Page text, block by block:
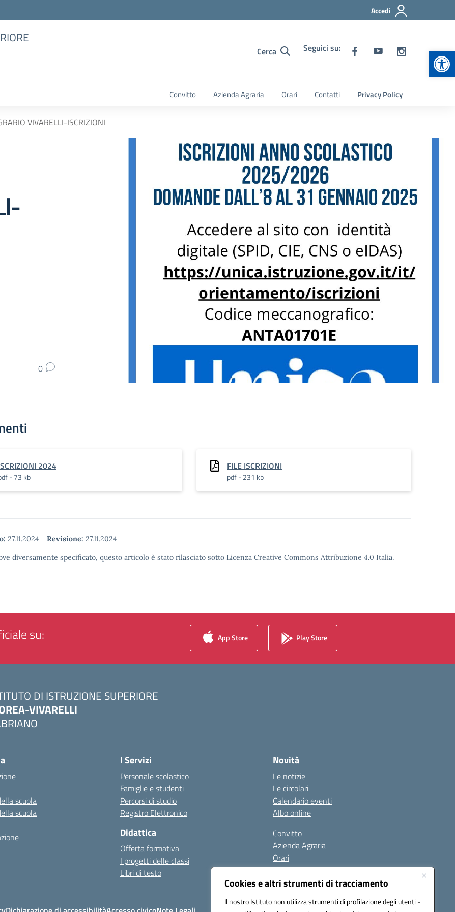
Cookies e altri strumenti di tracciamento
Il nostro Istituto non utilizza strumenti di profilazione degli utenti -
Accedi
Cerca Seguici su:
Convitto Azienda Agraria Orari Contatti Privacy Policy
VIVARELLI-ISCRIZIONI
0
2024
- 73 kb
FILE ISCRIZIONI
pdf - 231 kb
27.11.2024 - Revisione: 27.11.2024
diversamente specificato, questo articolo è stato rilasciato sotto Licenza Creative Commons Attribuzione 4.0 Italia.
su: App Store Play Store
DI ISTRUZIONE SUPERIORE
VIVARELLI
scuola
scuola
I Servizi
Personale scolastico
Famiglie e studenti
Percorsi di studio
Registro Elettronico
Didattica
Offerta formativa
I progetti delle classi
Libri di testo
Novità
Le notizie
Le circolari
Calendario eventi
Albo online
Convitto
Azienda Agraria
Orari
Contatti
Privacy Policy